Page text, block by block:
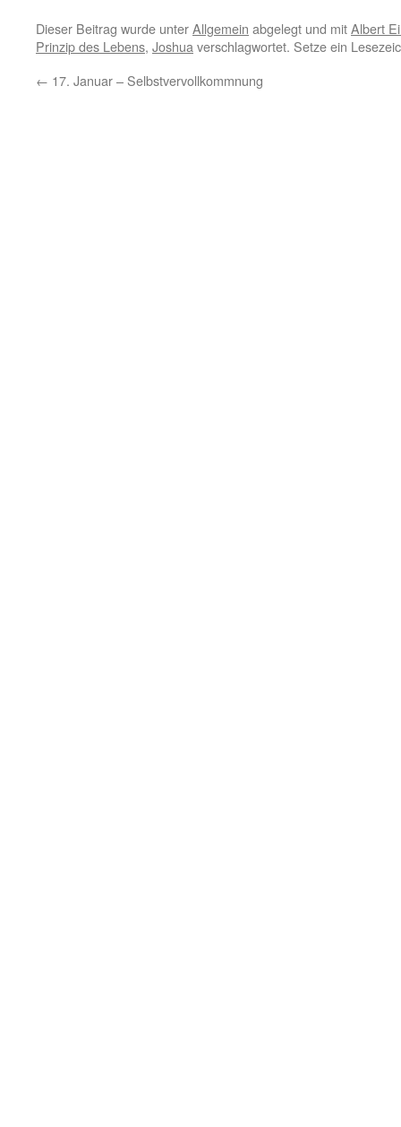
Dieser Beitrag wurde unterAllgemein abgelegt und mitAlbert
Prinzip des Lebens, Joshua verschlagwortet. Setze ein
← 17. Januar – Selbstvervollkommnung